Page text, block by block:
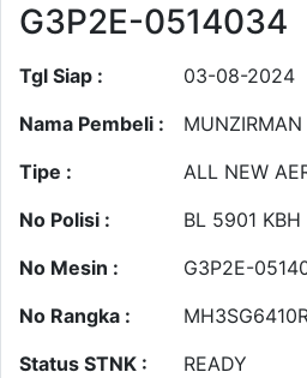
G3P2E-0514034
Tgl Siap :
03-08-2024
Nama Pembeli :
MUNZIRMAN
Tipe :
ALL NEW
No Polisi :
BL 5901 KBH
No Mesin :
G3P2E-
No Rangka :
Status STNK :
READY